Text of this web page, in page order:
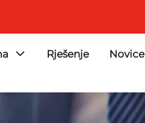
Rješenje
Novice